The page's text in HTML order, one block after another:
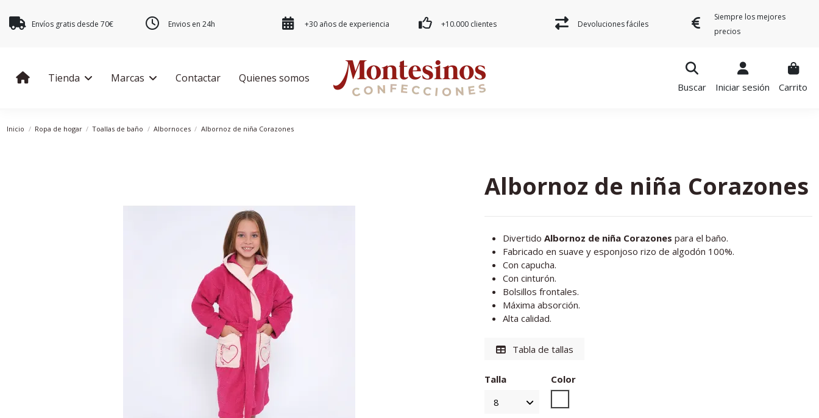
Envíos gratis desde 70€ Envios en 24h +30 años de experiencia +10.000 clientes Devoluciones fáciles
Siempre los mejores
precios
Tienda Marcas Contactar Quienes somos
Buscar Iniciar sesión Carrito
Inicio Ropa de hogar Toallas de baño Albornoces Albornoz de niña Corazones
Albornoz de niña Corazones
DivertidoAlbornoz de niña Corazones para el baño.
Fabricado en suave y esponjoso rizo de algodón 100%.
Con capucha.
Con cinturón.
Bolsillos frontales.
Máxima absorción.
Alta calidad.
Tabla de tallas
Talla
Color